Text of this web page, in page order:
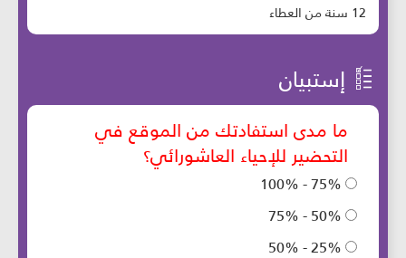
12 سنة من العطاء
إستبيان